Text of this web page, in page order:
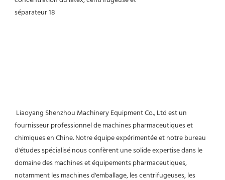
fournisseur professionnel de machines pharmaceutiques et
chimiques en Chine. Notre équipe expérimentée et notre bureau
d'études spécialisé nous confèrent une solide expertise dans le
domaine des machines et équipements pharmaceutiques,
notamment les machines d'emballage, les centrifugeuses, les